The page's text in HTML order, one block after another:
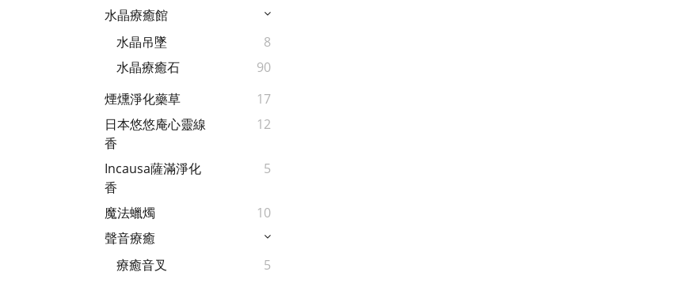
水晶療癒館
水晶吊墜
8
水晶療癒石
90
煙燻淨化藥草
17
日本悠悠庵心靈線
香
12
Incausa薩滿淨化
香
5
魔法蠟燭
10
聲音療癒
療癒音叉
5